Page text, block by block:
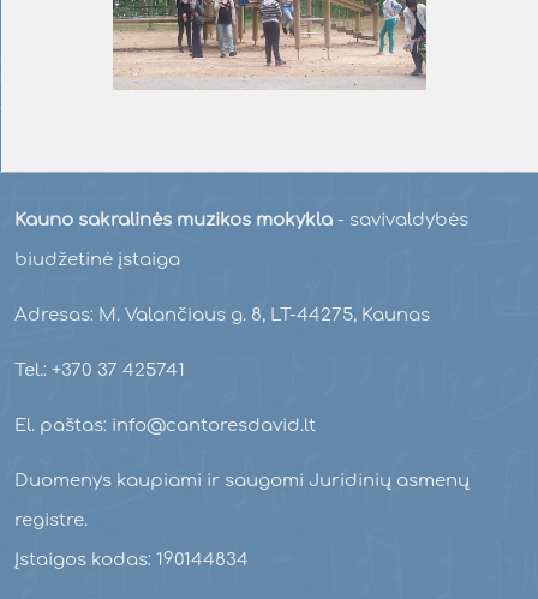
Kauno sakralinės muzikos mokykla - savivaldybės
biudžetinė įstaiga
Adresas: M. Valančiaus g. 8, LT-44275, Kaunas
Tel.: +370 37 425741
El. paštas: info@cantoresdavid.lt
Duomenys kaupiami ir saugomi Juridinių asmenų
registre.
Įstaigos kodas: 190144834